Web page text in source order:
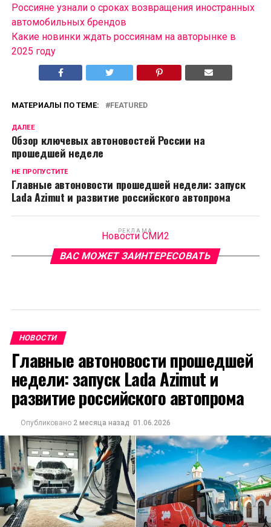
Россияне узнали о сроках возвращения иностранных
автомобильных брендов
Какие новинки ждать россиянам на авторынке в
2025 году
МАТЕРИАЛЫ ПО ТЕМЕ: FEATURED
ДАЛЕЕ
Обзор ключевых автоновостей России на
прошедшей неделе
НЕ ПРОПУСТИТЕ
Главные автоновости прошедшей недели: запуск
Lada Azimut и развитие российского автопрома
РЕКЛАМА
Новости СМИ2
ВАС МОЖЕТ ЗАИНТЕРЕСОВАТЬ
НОВОСТИ
Главные автоновости прошедшей
недели: запуск Lada Azimut и
развитие российского автопрома
Опубликовано 2 месяца назад 01.06.2026